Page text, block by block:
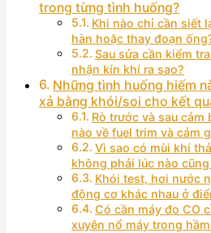
trong từng tình huống?
Khi nào chỉ cần siết
hàn hoặc thay đoạn
Sau sửa cần kiểm
nhận kín khí ra sao?
Những tình huống hiếm
xả bằng khói/soi cho kết
Rò trước và sau cảm
nào về fuel trim và cảm
Vì sao có mùi khí
không phải lúc nào
Khói test, hơi nước
động cơ khác nhau ở
Có cần máy đo CO
xuyên nổ máy trong